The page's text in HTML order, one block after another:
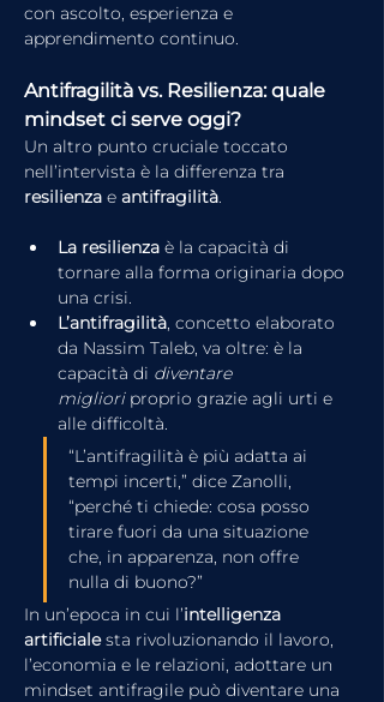
con ascolto, esperienza e
apprendimento continuo.
Antifragilità vs. Resilienza: quale
mindset ci serve oggi?
Un altro punto cruciale toccato
nell’intervista è la differenza tra
resilienza e antifragilità
La resilienza è la capacità di
tornare alla forma originaria dopo
una crisi.
L’antifragilità , concetto elaborato
da Nassim Taleb, va oltre: è la
capacità di diventare
migliori proprio grazie agli urti e
alle difficoltà.
“L’antifragilità è più adatta ai
tempi incerti,” dice Zanolli,
“perché ti chiede: cosa posso
tirare fuori da una situazione
che, in apparenza, non offre
nulla di buono?”
In un’epoca in cui l’intelligenza
artificiale sta rivoluzionando il lavoro,
l’economia e le relazioni, adottare un
mindset antifragile può diventare una